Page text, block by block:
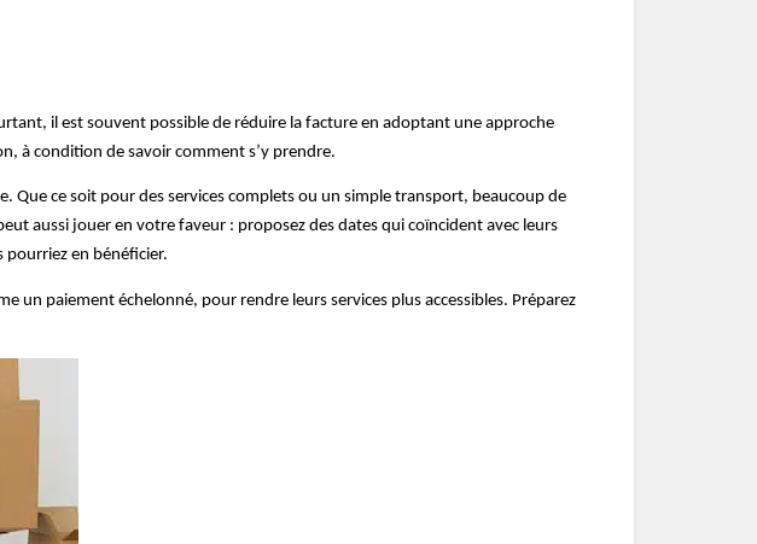
il est souvent possible de réduire la facture en adoptant une approche
à condition de savoir comment s’y prendre.
Que ce soit pour des services complets ou un simple transport, beaucoup de
aussi jouer en votre faveur : proposez des dates qui coïncident avec leurs
pourriez en bénéficier.
un paiement échelonné, pour rendre leurs services plus accessibles. Préparez